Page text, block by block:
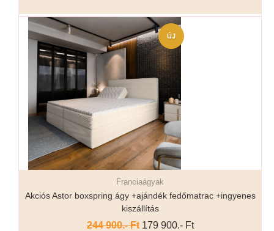
ÚJ
Részletek...Franciaágyak
Akciós Astor boxspring ágy +ajándék fedőmatrac +ingyenes
kiszállítás
244 900.- Ft179 900.- Ft